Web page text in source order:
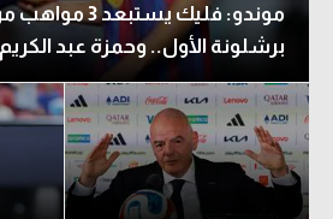
موندو: فليك
برشلونة الأول.. وحمزة عبد